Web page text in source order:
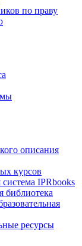
по праву
описания
курсов
IPRbooks
библиотека
ресурсы